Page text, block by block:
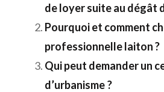
de loyer suite au dégât
Pourquoi et comment
professionnelle laiton ?
Qui peut demander un
d’urbanisme ?